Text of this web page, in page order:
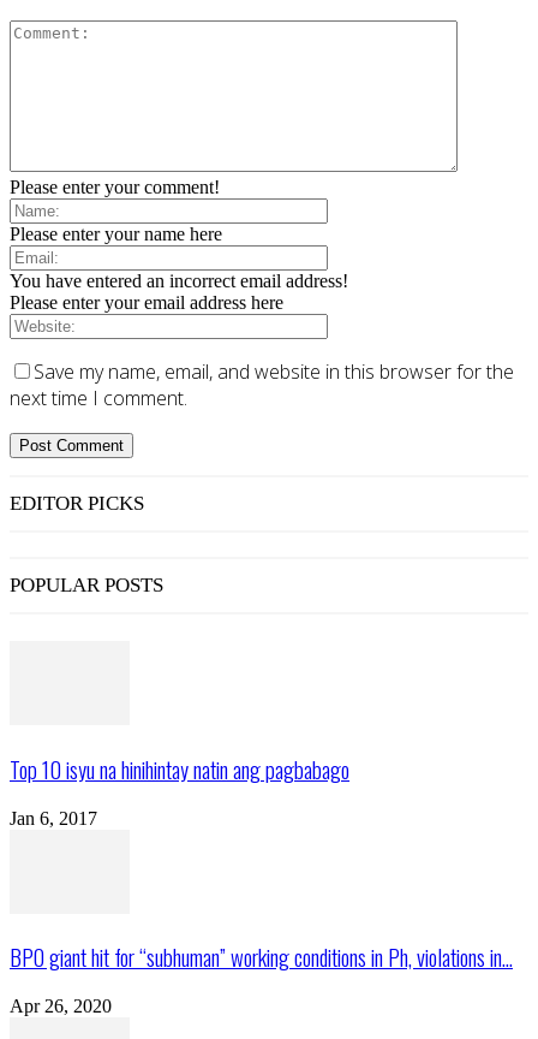
Please enter your comment!
Please enter your name here
You have entered an incorrect email address!
Please enter your email address here
Save my name, email, and website in this browser for the
next time I comment.
EDITOR PICKS
POPULAR POSTS
Top 10 isyu na hinihintay natin ang pagbabago
Jan 6, 2017
BPO giant hit for “subhuman” working conditions in Ph, violations in...
Apr 26, 2020